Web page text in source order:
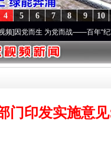
10
9
8
7
6
5
4
为党而战——百年“纪”事⑧加强纪
门印发实施意